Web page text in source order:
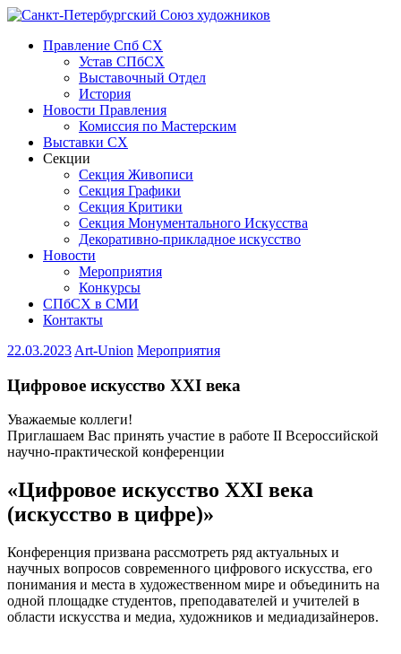
Правление Спб СХ
Устав СПбСХ
Выставочный Отдел
История
Новости Правления
Комиссия по Мастерским
Выставки СХ
Секции
Секция Живописи
Секция Графики
Секция Критики
Секция Монументального Искусства
Декоративно-прикладное искусство
Новости
Мероприятия
Конкурсы
СПбСХ в СМИ
Контакты
22.03.2023 Art-Union Мероприятия
Цифровое искусство XXI века
Уважаемые коллеги!
Приглашаем Вас принять участие в работе II Всероссийской
научно-практической конференции
«Цифровое искусство XXI века
(искусство в цифре)»
Конференция призвана рассмотреть ряд актуальных и
научных вопросов современного цифрового искусства, его
понимания и места в художественном мире и объединить на
одной площадке студентов, преподавателей и учителей в
области искусства и медиа, художников и медиадизайнеров.